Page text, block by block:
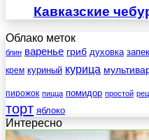
Кавказские
Облако меток
блин варенье гриб духовка
крем куриный курица
пирожок пицца помидор простой
торт яблоко
Интересно